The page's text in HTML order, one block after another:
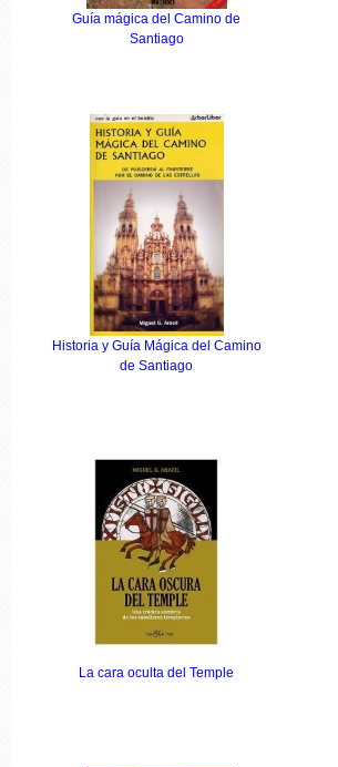
Guía mágica del Camino de
Santiago
Historia y Guía Mágica del Camino
de Santiago
La cara oculta del Temple